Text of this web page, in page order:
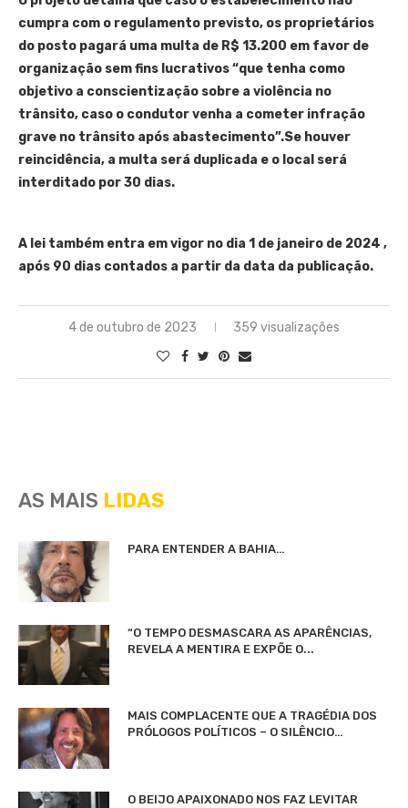
cumpra com o regulamento previsto, os proprietários
do posto pagará uma multa de R$ 13.200 em favor de
organização sem fins lucrativos “que tenha como
objetivo a conscientização sobre a violência no
trânsito, caso o condutor venha a cometer infração
grave no trânsito após abastecimento”.Se houver
reincidência, a multa será duplicada e o local será
interditado por 30 dias.
A lei também entra em vigor no dia 1 de janeiro de 2024 ,
após 90 dias contados a partir da data da publicação.
4 de outubro de 2023 359 visualizações
AS MAIS LIDAS
PARA ENTENDER A BAHIA…
“O TEMPO DESMASCARA AS APARÊNCIAS,
REVELA A MENTIRA E EXPÕE O...
MAIS COMPLACENTE QUE A TRAGÉDIA DOS
PRÓLOGOS POLÍTICOS – O SILÊNCIO…
O BEIJO APAIXONADO NOS FAZ LEVITAR